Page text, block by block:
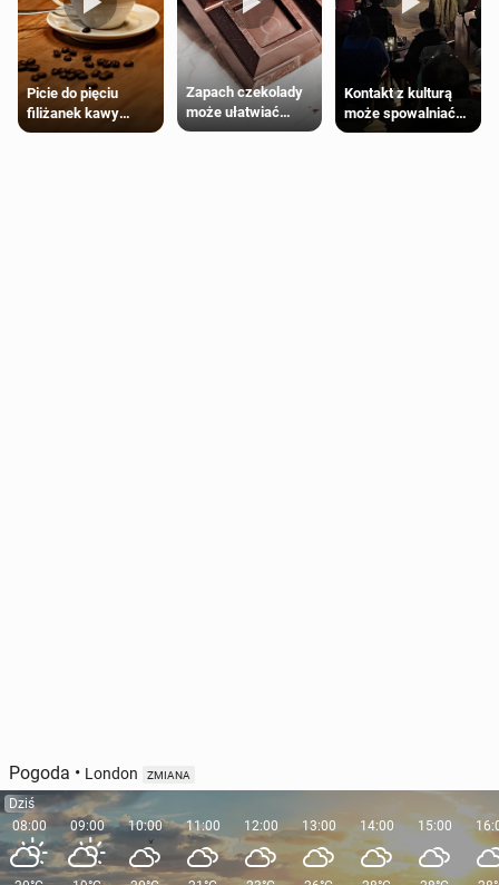
Picie do pięciu
filiżanek kawy
dziennie jest
Zapach czekolady
może ułatwiać
trening siłowy
Kontakt z kulturą
może spowalniać
starzenie
Pogoda • London ZMIANA
Dziś
08:00
09:00 10:00 11:00 12:00 13:00 14:00 15:00